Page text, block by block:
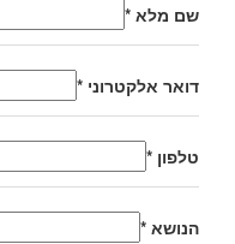
שם מלא *
דואר אלקטרוני *
טלפון *
הנושא *